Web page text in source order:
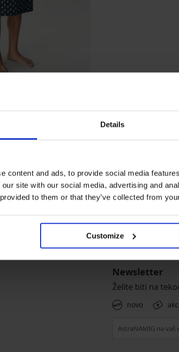
Details
content and ads, to provide social media
site with our social media, advertising and
to them or that they’ve collected from
Customize
Newsletter
Želite biti na
novo